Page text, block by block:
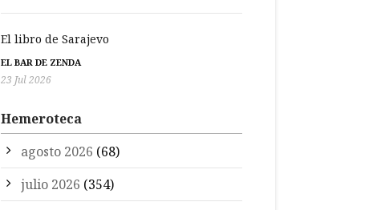
El libro de Sarajevo
EL BAR DE ZENDA
23 Jul 2026
Hemeroteca
agosto 2026 (68)
julio 2026 (354)